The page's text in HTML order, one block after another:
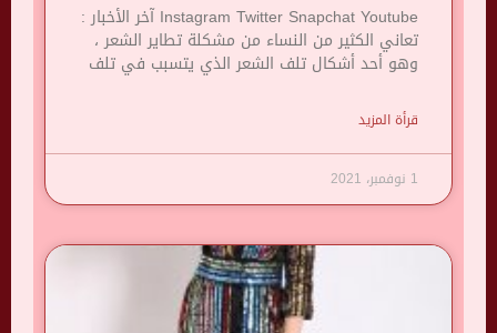
Instagram Twitter Snapchat Youtube آخر الأخبار :
تعاني الكثير من النساء من مشكلة تطاير الشعر ،
وهو أحد أشكال تلف الشعر الذي يتسبب في تلف
قرأة المزيد
1 نوفمبر، 2021